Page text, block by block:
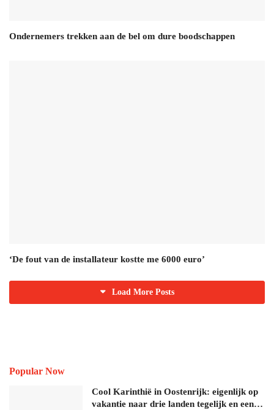
Ondernemers trekken aan de bel om dure boodschappen
‘De fout van de installateur kostte me 6000 euro’
Load More Posts
Popular Now
Cool Karinthië in Oostenrijk: eigenlijk op
vakantie naar drie landen tegelijk en een…